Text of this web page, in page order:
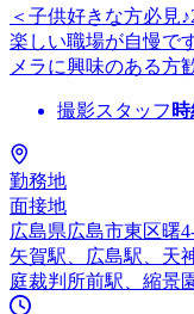
＜子供好きな方必見
楽しい職場が自慢で
メラに興味のある方
撮影スタッフ
勤務地
面接地
広島県広島市東区曙
矢賀駅、広島駅、天
庭裁判所前駅、縮景